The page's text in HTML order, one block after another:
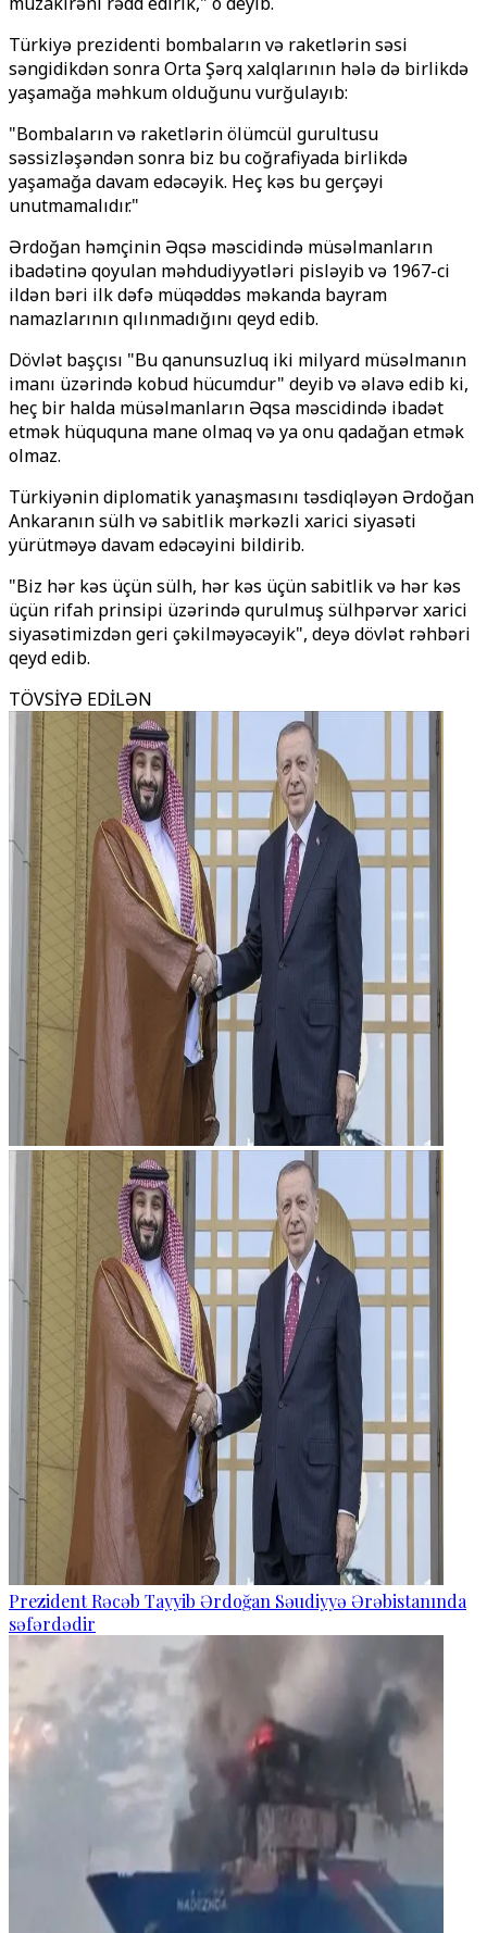
Türkiyə prezidenti bombaların və raketlərin səsi
səngidikdən sonra Orta Şərq xalqlarının hələ də birlikdə
yaşamağa məhkum olduğunu vurğulayıb:
"Bombaların və raketlərin ölümcül gurultusu
səssizləşəndən sonra biz bu coğrafiyada birlikdə
yaşamağa davam edəcəyik. Heç kəs bu gerçəyi
unutmamalıdır."
Ərdoğan həmçinin Əqsə məscidində müsəlmanların
ibadətinə qoyulan məhdudiyyətləri pisləyib və 1967-ci
ildən bəri ilk dəfə müqəddəs məkanda bayram
namazlarının qılınmadığını qeyd edib.
Dövlət başçısı "Bu qanunsuzluq iki milyard müsəlmanın
imanı üzərində kobud hücumdur" deyib və əlavə edib ki,
heç bir halda müsəlmanların Əqsa məscidində ibadət
etmək hüququna mane olmaq və ya onu qadağan etmək
olmaz.
Türkiyənin diplomatik yanaşmasını təsdiqləyən Ərdoğan
Ankaranın sülh və sabitlik mərkəzli xarici siyasəti
yürütməyə davam edəcəyini bildirib.
"Biz hər kəs üçün sülh, hər kəs üçün sabitlik və hər kəs
üçün rifah prinsipi üzərində qurulmuş sülhpərvər xarici
siyasətimizdən geri çəkilməyəcəyik", deyə dövlət rəhbəri
qeyd edib.
TÖVSİYƏ EDİLƏN
Prezident Rəcəb Tayyib Ərdoğan Səudiyyə Ərəbistanında
səfərdədir